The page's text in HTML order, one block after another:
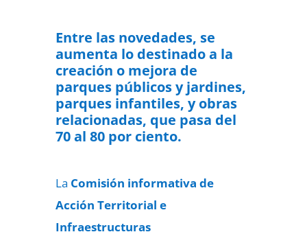
Entre las novedades, se
aumenta lo destinado a la
creación o mejora de
parques públicos y jardines,
parques infantiles, y obras
relacionadas, que pasa del
70 al 80 por ciento.
La Comisión informativa de
Acción Territorial e
Infraestructuras